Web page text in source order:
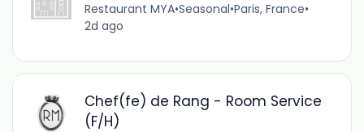
Restaurant MYA•Seasonal•Paris, France•
2d ago
Chef(fe) de Rang - Room Service
(F/H)